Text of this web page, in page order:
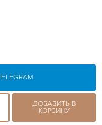
ДОБАВИТЬ В
КОРЗИНУ